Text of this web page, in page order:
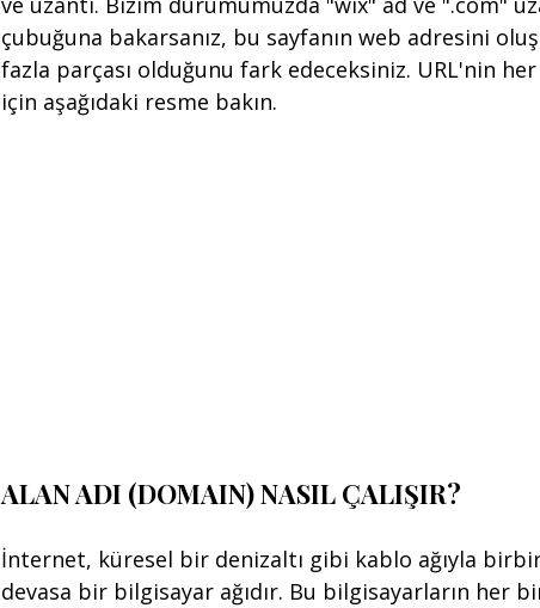
çubuğuna bakarsanız, bu sayfanın web adresini
fazla parçası olduğunu fark edeceksiniz. URL'nin
için aşağıdaki resme bakın.
ALAN ADI (DOMAIN) NASIL ÇALIŞIR?
İnternet, küresel bir denizaltı gibi kablo ağıyla
devasa bir bilgisayar ağıdır. Bu bilgisayarların her